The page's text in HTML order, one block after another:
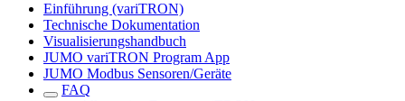
Einführung (variTRON)
Technische Dokumentation
Visualisierungshandbuch
JUMO variTRON Program App
JUMO Modbus Sensoren/Geräte
FAQ